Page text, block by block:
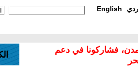
English
فشاركونا في دعم